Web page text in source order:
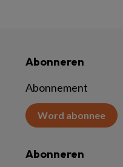
Abonneren
Abonnement
Word abonnee
Abonneren